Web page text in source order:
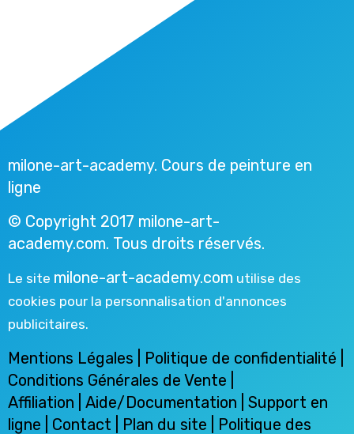
milone-art-academy. Cours de peinture en
ligne
© Copyright 2017 milone-art-
academy.com. Tous droits réservés.
Le site milone-art-academy.com utilise des
cookies pour la personnalisation d'annonces
publicitaires.
Mentions Légales Politique de confidentialité
Conditions Générales de Vente
Affiliation
Aide/Documentation
Support en
ligne
Contact | Plan du site | Politique des